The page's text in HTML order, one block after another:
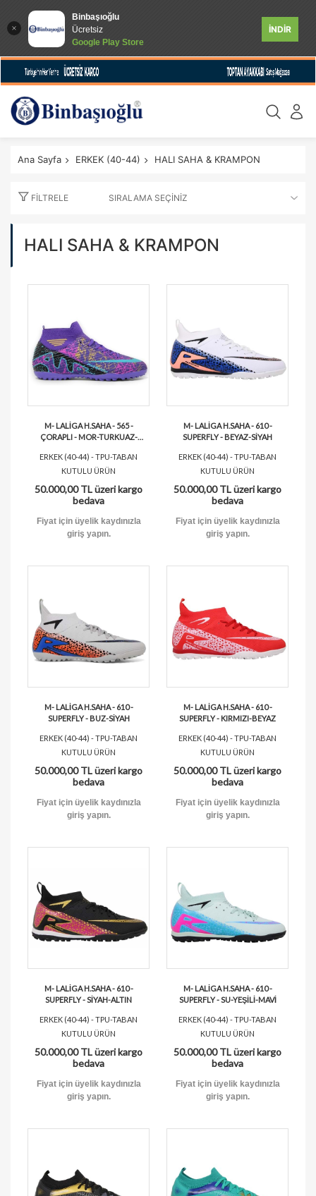
Binbaşıoğlu
Ücretsiz
Google Play Store
İNDİR
Ana Sayfa ERKEK (40-44) HALI SAHA & KRAMPON
FILTRELE
HALI SAHA & KRAMPON
M- LALİGA H.SAHA - 565 -
ÇORAPLI - MOR-TURKUAZ-
ERKEK (40-44) - TPU-TABAN
KUTULU ÜRÜN
50.000,00 TL üzeri kargo
bedava
Fiyat için üyelik kaydınızla
giriş yapın.
M- LALİGA H.SAHA - 610 -
SUPERFLY - BEYAZ-SİYAH
ERKEK (40-44) - TPU-TABAN
KUTULU ÜRÜN
50.000,00 TL üzeri kargo
bedava
Fiyat için üyelik kaydınızla
giriş yapın.
M- LALİGA H.SAHA - 610 -
SUPERFLY - BUZ-SİYAH
ERKEK (40-44) - TPU-TABAN
KUTULU ÜRÜN
50.000,00 TL üzeri kargo
bedava
Fiyat için üyelik kaydınızla
giriş yapın.
M- LALİGA H.SAHA - 610 -
SUPERFLY - KIRMIZI-BEYAZ
ERKEK (40-44) - TPU-TABAN
KUTULU ÜRÜN
50.000,00 TL üzeri kargo
bedava
Fiyat için üyelik kaydınızla
giriş yapın.
M- LALİGA H.SAHA - 610 -
SUPERFLY - SİYAH-ALTIN
ERKEK (40-44) - TPU-TABAN
KUTULU ÜRÜN
50.000,00 TL üzeri kargo
bedava
Fiyat için üyelik kaydınızla
giriş yapın.
M- LALİGA H.SAHA - 610 -
SUPERFLY - SU-YEŞİLİ-MAVİ
ERKEK (40-44) - TPU-TABAN
KUTULU ÜRÜN
50.000,00 TL üzeri kargo
bedava
Fiyat için üyelik kaydınızla
giriş yapın.